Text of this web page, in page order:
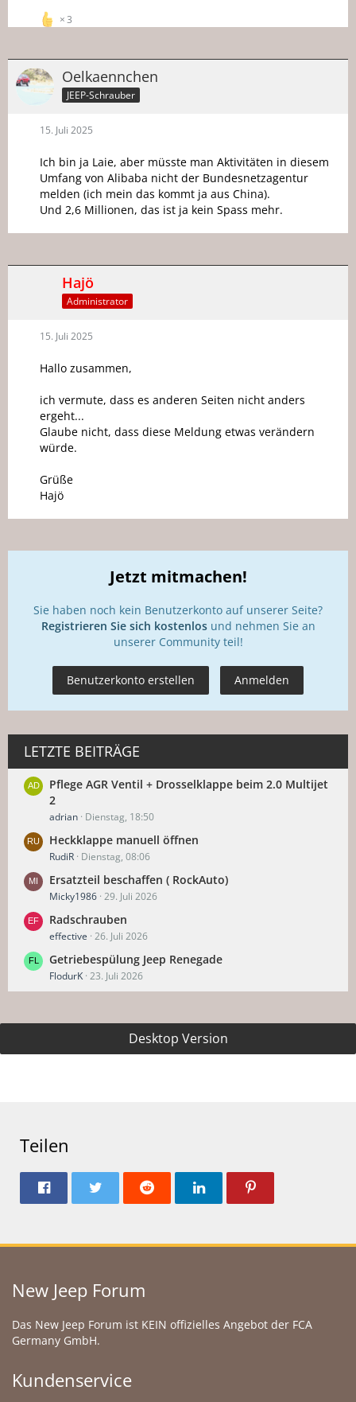
3
Oelkaennchen
JEEP-Schrauber
15. Juli 2025
Ich bin ja Laie, aber müsste man Aktivitäten in diesem
Umfang von Alibaba nicht der Bundesnetzagentur
melden (ich mein das kommt ja aus China).
Und 2,6 Millionen, das ist ja kein Spass mehr.
Hajö
Administrator
15. Juli 2025
Hallo zusammen,
ich vermute, dass es anderen Seiten nicht anders
ergeht...
Glaube nicht, dass diese Meldung etwas verändern
würde.
Grüße
Hajö
Jetzt mitmachen!
Sie haben noch kein Benutzerkonto auf unserer Seite?
Registrieren Sie sich kostenlosund nehmen Sie an
unserer Community teil!
Benutzerkonto erstellen Anmelden
LETZTE BEITRÄGE
Pflege AGR Ventil + Drosselklappe beim 2.0 Multijet
2
adrian Dienstag, 18:50
Heckklappe manuell öffnen
RudiR Dienstag, 08:06
Ersatzteil beschaffen ( RockAuto)
Micky1986 29. Juli 2026
Radschrauben
effective 26. Juli 2026
Getriebespülung Jeep Renegade
FlodurK 23. Juli 2026
Desktop Version
Teilen
New Jeep Forum
Das New Jeep Forum ist KEIN offizielles Angebot der FCA
Germany GmbH.
Kundenservice